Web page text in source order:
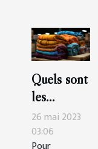
Quels sont
les
avantages
de faire ses
26 mai 2023
03:06